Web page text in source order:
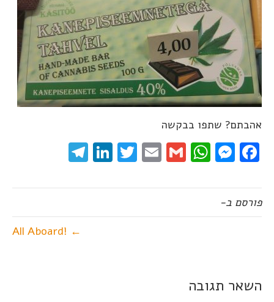
אהבתם? שתפו בבקשה
Facebook
Messenger
WhatsApp
Gmail
Email
Twitter
LinkedIn
פורסם ב-
← !All Aboard
השאר תגובה